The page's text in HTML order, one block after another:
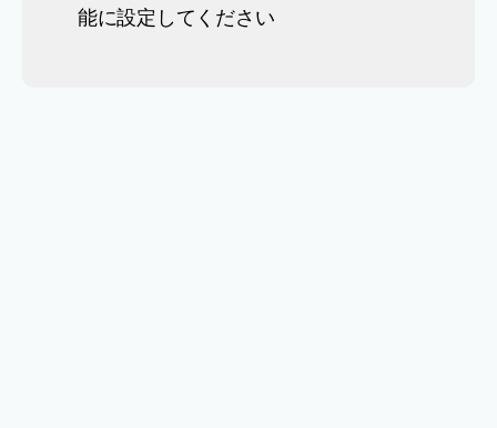
能に設定してください